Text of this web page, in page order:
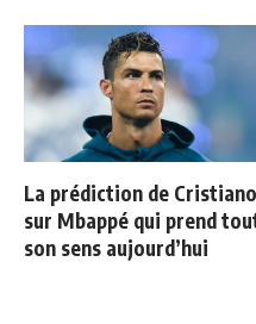
La prédiction de Cristiano
sur Mbappé qui prend
son sens aujourd’hui